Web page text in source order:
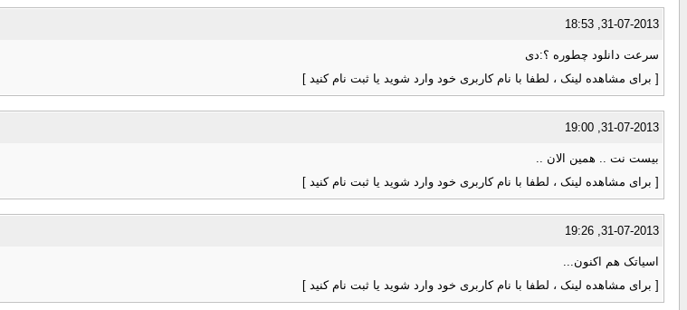
31-07-2013, 18:53
سرعت دانلود چطوره ؟:دی
[ برای مشاهده لینک ، لطفا با نام کاربری خود وارد شوید یا ثبت نام کنید ]
31-07-2013, 19:00
بیست نت .. همین الان ..
[ برای مشاهده لینک ، لطفا با نام کاربری خود وارد شوید یا ثبت نام کنید ]
31-07-2013, 19:26
اسیاتک هم اکنون...
[ برای مشاهده لینک ، لطفا با نام کاربری خود وارد شوید یا ثبت نام کنید ]